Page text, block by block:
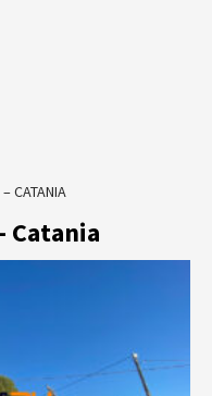
CATANIA
Catania